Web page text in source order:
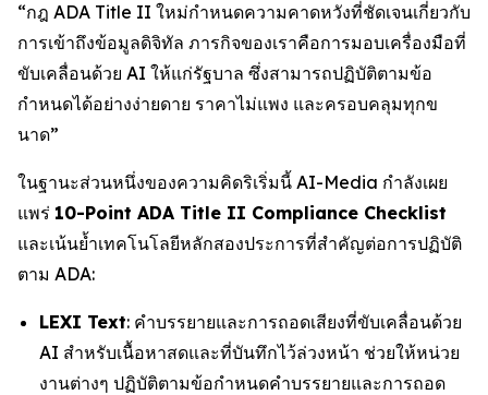
“กฎ ADA Title II ใหม่กำหนดความคาดหวังที่ชัดเจนเกี่ยวกับ
การเข้าถึงข้อมูลดิจิทัล ภารกิจของเราคือการมอบเครื่องมือที่
ขับเคลื่อนด้วย AI ให้แก่รัฐบาล ซึ่งสามารถปฏิบัติตามข้อ
กำหนดได้อย่างง่ายดาย ราคาไม่แพง และครอบคลุมทุกข
นาด”
ในฐานะส่วนหนึ่งของความคิดริเริ่มนี้ AI-Media กำลังเผย
แพร่ 10-Point ADA Title II Compliance Checklist
และเน้นย้ำเทคโนโลยีหลักสองประการที่สำคัญต่อการปฏิบัติ
ตาม ADA:
LEXI Text: คำบรรยายและการถอดเสียงที่ขับเคลื่อนด้วย
AI สำหรับเนื้อหาสดและที่บันทึกไว้ล่วงหน้า ช่วยให้หน่วย
งานต่างๆ ปฏิบัติตามข้อกำหนดคำบรรยายและการถอด